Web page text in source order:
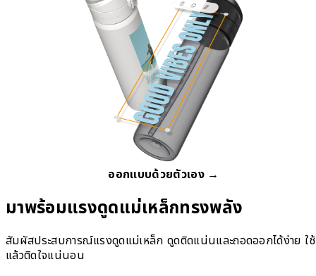
ออกแบบด้วยตัวเอง →
มาพร้อมแรงดูดแม่เหล็กทรงพลัง
สัมผัสประสบการณ์แรงดูดแม่เหล็ก ดูดติดแน่นและถอดออกได้ง่าย ใช้
แล้วติดใจแน่นอน